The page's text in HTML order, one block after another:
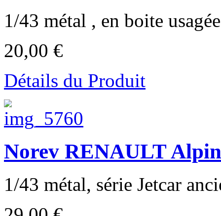
1/43 métal , en boite
20,00 €
Détails du Produit
Norev RENAULT
1/43 métal, série Jetcar